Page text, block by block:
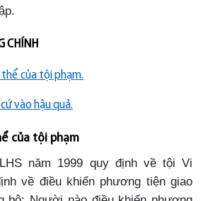
CHÍNH
thể của tội phạm.
vào hậu quả.
của tội phạm
năm 1999 quy định về tội Vi
về điều khiển phương tiện giao